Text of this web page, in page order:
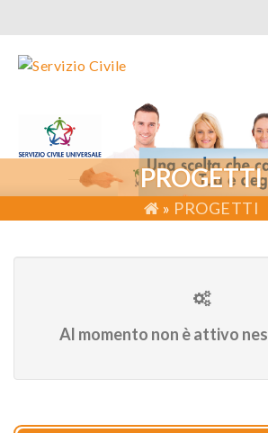
PROGETTI
» PROGETTI
Al momento non è attivo